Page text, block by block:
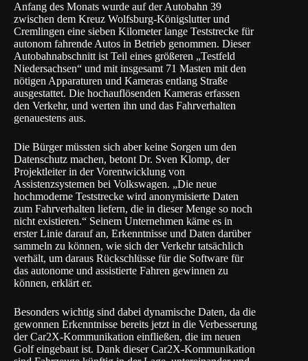
Anfang des Monats wurde auf der Autobahn 39
zwischen dem Kreuz Wolfsburg-Königslutter und
Cremlingen eine sieben Kilometer lange Teststrecke für
autonom fahrende Autos in Betrieb genommen. Dieser
Autobahnabschnitt ist Teil eines größeren „Testfeld
Niedersachsen“ und mit insgesamt 71 Masten mit den
nötigen Apparaturen und Kameras entlang Straße
ausgestattet. Die hochauflösenden Kameras erfassen
den Verkehr, und werten ihn und das Fahrverhalten
genauestens aus.
Die Bürger müssten sich aber keine Sorgen um den
Datenschutz machen, betont Dr. Sven Klomp, der
Projektleiter in der Vorentwicklung von
Assistenzsystemen bei Volkswagen. „Die neue
hochmoderne Teststrecke wird anonymisierte Daten
zum Fahrverhalten liefern, die in dieser Menge so noch
nicht existieren.“ Seinem Unternehmen käme es in
erster Linie darauf an, Erkenntnisse und Daten darüber
sammeln zu können, wie sich der Verkehr tatsächlich
verhält, um daraus Rückschlüsse für die Software für
das autonome und assistierte Fahren gewinnen zu
können, erklärt er.
Besonders wichtig sind dabei dynamische Daten, da die
gewonnen Erkenntnisse bereits jetzt in die Verbesserung
der Car2X-Kommunikation einfließen, die im neuen
Golf eingebaut ist. Dank dieser Car2X-Kommunikation